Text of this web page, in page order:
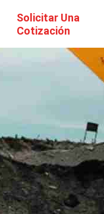
Solicitar Una
Cotización